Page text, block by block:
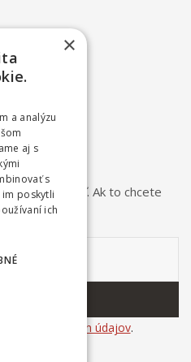
zrušiť. Ak to chcete
nás.
osobných údajov.
×
a analýzu
aj s
s
poskytli
ich